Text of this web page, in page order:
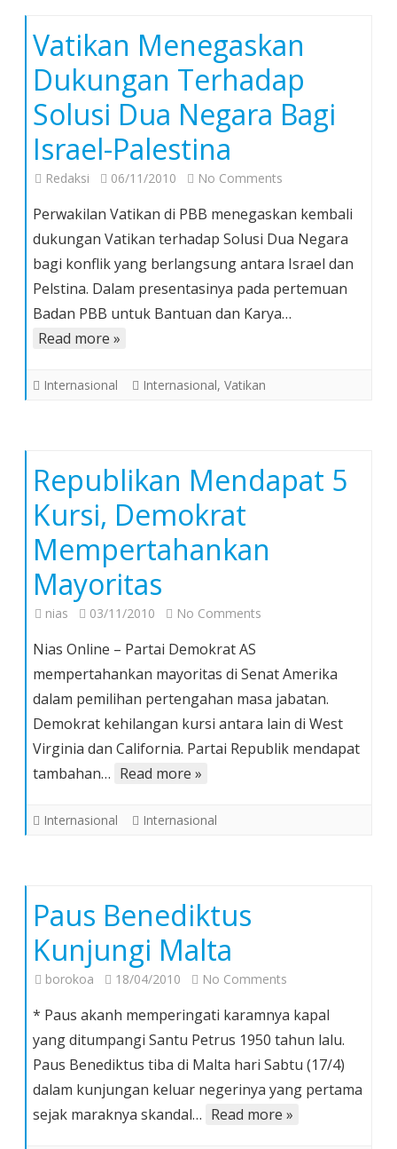
Vatikan Menegaskan
Dukungan Terhadap
Solusi Dua Negara Bagi
Israel-Palestina
Redaksi 06/11/2010 No Comments
Menegaskan
Dukungan
Terhadap
Solusi
Perwakilan Vatikan di PBB menegaskan kembali
dukungan Vatikan terhadap Solusi Dua Negara
bagi konflik yang berlangsung antara Israel dan
Pelstina. Dalam presentasinya pada pertemuan
Badan PBB untuk Bantuan dan Karya…
Read more »
Internasional Internasional, Vatikan
Republikan Mendapat 5
Kursi, Demokrat
Mempertahankan
Mayoritas
nias 03/11/2010 No Comments
5
Kursi,
Demokrat
Mempertahankan
Nias Online – Partai Demokrat AS
mempertahankan mayoritas di Senat Amerika
dalam pemilihan pertengahan masa jabatan.
Demokrat kehilangan kursi antara lain di West
Virginia dan California. Partai Republik mendapat
tambahan… Read more »
Internasional Internasional
Paus Benediktus
Kunjungi Malta
borokoa 18/04/2010 No Comments
Benediktus
Kunjungi
Malta
* Paus akanh memperingati karamnya kapal
yang ditumpangi Santu Petrus 1950 tahun lalu.
Paus Benediktus tiba di Malta hari Sabtu (17/4)
dalam kunjungan keluar negerinya yang pertama
sejak maraknya skandal… Read more »